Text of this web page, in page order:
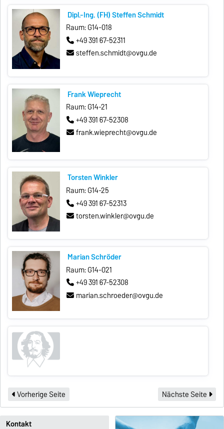
Dipl.-Ing. (FH) Steffen Schmidt
Raum: G14-018
+49 391 67-52311
steffen.schmidt@ovgu.de
Frank Wieprecht
Raum: G14-21
+49 391 67-52308
frank.wieprecht@ovgu.de
Torsten Winkler
Raum: G14-25
+49 391 67-52313
torsten.winkler@ovgu.de
Marian Schröder
Raum: G14-021
+49 391 67-52308
marian.schroeder@ovgu.de
Vorherige Seite Nächste Seite
Kontakt